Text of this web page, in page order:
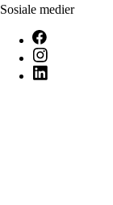
Sosiale medier